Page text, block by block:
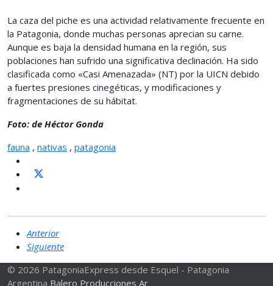
La caza del piche es una actividad relativamente frecuente en
la Patagonia, donde muchas personas aprecian su carne.
Aunque es baja la densidad humana en la región, sus
poblaciones han sufrido una significativa declinación. Ha sido
clasificada como «Casi Amenazada» (NT) por la UICN debido
a fuertes presiones cinegéticas, y modificaciones y
fragmentaciones de su hábitat.
Foto: de Héctor Gonda
fauna , nativas , patagonia
Anterior
Siguiente
© 2026 PatagoniaExpress desde Esquel - Patagonia
Argentina Balero Producciones Ar